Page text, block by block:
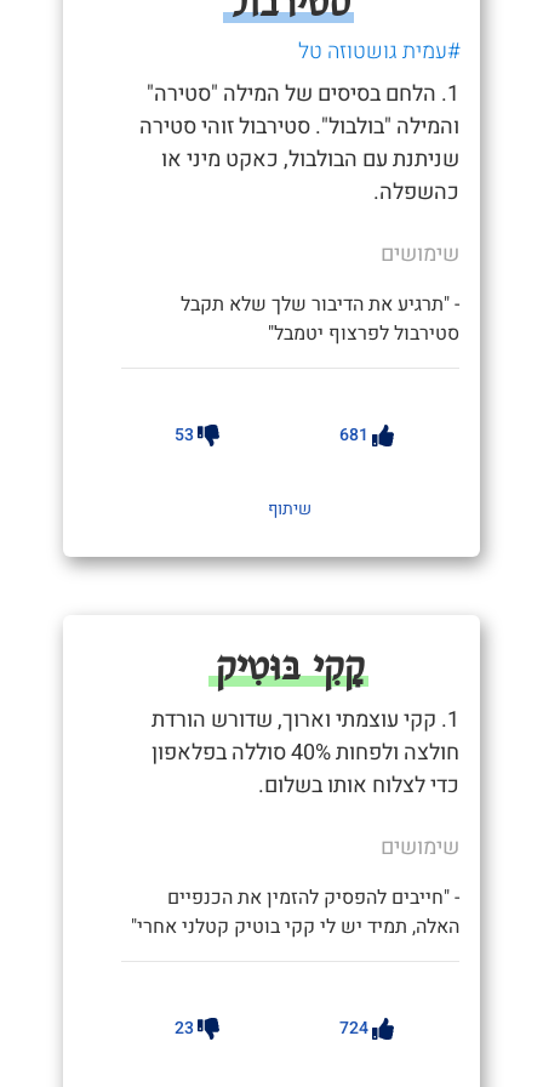
#עמית גושטוזה טל
1. הלחם בסיסים של המילה "סטירה"
והמילה "בולבול". סטירבול זוהי סטירה
שניתנת עם הבולבול, כאקט מיני או
כהשפלה.
שימושים
- "תרגיע את הדיבור שלך שלא תקבל
סטירבול לפרצוף יטמבל"
681
53
שיתוף
קָקִי בּוּטִיק
1. קקי עוצמתי וארוך, שדורש הורדת
חולצה ולפחות 40% סוללה בפלאפון
כדי לצלוח אותו בשלום.
שימושים
- "חייבים להפסיק להזמין את הכנפיים
האלה, תמיד יש לי קקי בוטיק קטלני אחרי"
724
23